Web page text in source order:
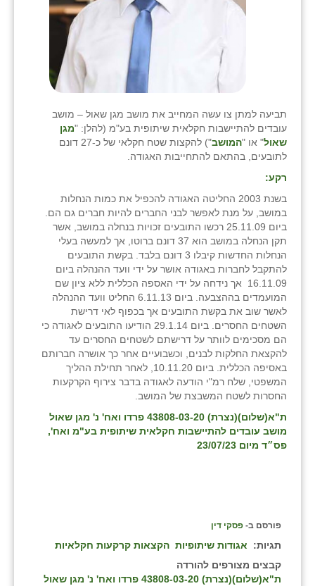
תביעה למתן צו עשה המחייב את מושב מגן שאול – מושב
עובדים להתיישבות חקלאית שיתופית בע"מ (להלן: "מגן
שאול" או "המושב
") להקצות שטח חקלאי של כ-27 דונם
לתובעים, בהתאם להתחייבות האגודה.
רקע:
בשנת 2003 החליטה האגודה להכפיל את כמות הנחלות
במושב, על מנת לאפשר לבני החברים להיות חברים גם הם.
ביום 25.11.09 רכשו התובעים זכויות בנחלה במושב, אשר
תקן הנחלה במושב הוא 37 דונם ברוטו, אך למעשה בעלי
הנחלות החדשות קיבלו 3 דונם בלבד. בקשת התובעים
להתקבל לחברות באגודה אושר על ידי וועד ההנהלה ביום
16.11.09 אך נידחה על ידי האספה הכללית ללא ציון שם
המועמדים בההצבעה. ביום 6.11.13 החליט וועד ההנהלה
לאשר שוב את בקשת התובעים אך בכפוף לאי דרישת
השטחים החסרים. ביום 29.1.14 הודיעו התובעים לאגודה כי
הם מסכימים לוותר על דרישתם לשטחים החסרים עד
להקצאת החלקות לבנים, וכשבועיים אחר כך אושרה חברותם
באסיפה הכללית. ביום 10.11.20, לאחר תחילת ההליך
המשפטי, שלח רמ"י הודעה לאגודה בדבר צירוף הקרקעות
החסרות לשטח המשבצת של המושב.
ת"א(שלום)(נצרת) 43808-03-20 פרדו ואח' נ' מגן שאול
מושב עובדים להתיישבות חקלאית שיתופית בע"מ ואח',
פס״ד מיום 23/07/23
פורסם ב- פסקי דין
תגיות: אגודות שיתופיות הקצאות קרקעות חקלאיות
קבצים מצורפים להורדה
ת"א(שלום)(נצרת) 43808-03-20 פרדו ואח' נ' מגן שאול